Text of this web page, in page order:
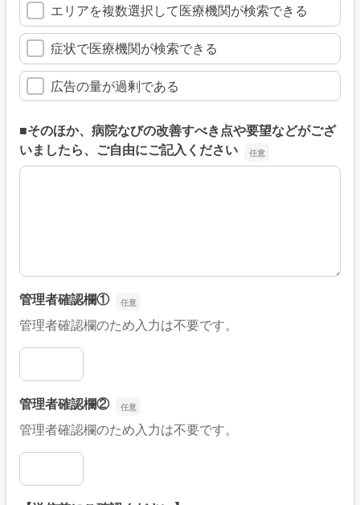
エリアを複数選択して医療機関が検索できる
症状で医療機関が検索できる
広告の量が過剰である
■そのほか、病院なびの改善すべき点や要望などがござ
いましたら、ご自由にご記入ください
■そのほか、病院なびの改善すべき点や要望などがござい
管理者確認欄①
管理者確認欄のため入力は不要です。
管理者確認欄①
管理者確認欄②
管理者確認欄のため入力は不要です。
管理者確認欄②